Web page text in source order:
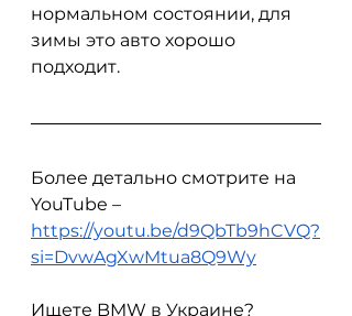
нормальном состоянии, для
зимы это авто хорошо
подходит.
Более детально смотрите на
YouTube –
https://youtu.be/d9QbTb9hCVQ?
si=DvwAgXwMtua8Q9Wy
Ищете BMW в Украине?